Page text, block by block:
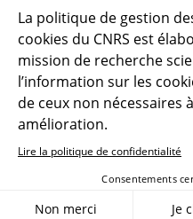
Créer un compte Se
Gestion
La politique de gestion
cookies du CNRS est
mission de recherche
l’information sur les
de ceux non nécessaires
amélioration.
Lire la politique de confidentialité
Consentements
Non merci Je